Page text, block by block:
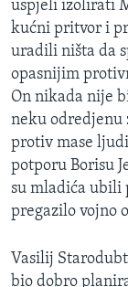
uspjeli izolirati
kućni pritvor i
uradili ništa da
opasnijim
On nikada nije
neku odredjenu
protiv mase
potporu Borisu
su mladića ubili
pregazilo vojno
Vasilij
bio dobro